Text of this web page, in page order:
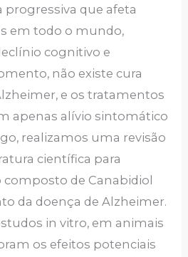
que afeta
em todo o mundo,
cognitivo e
não existe cura
e os tratamentos
apenas alívio sintomático
realizamos uma revisão
científica para
composto de Canabidiol
da doença de Alzheimer.
in vitro, em animais
os efeitos potenciais